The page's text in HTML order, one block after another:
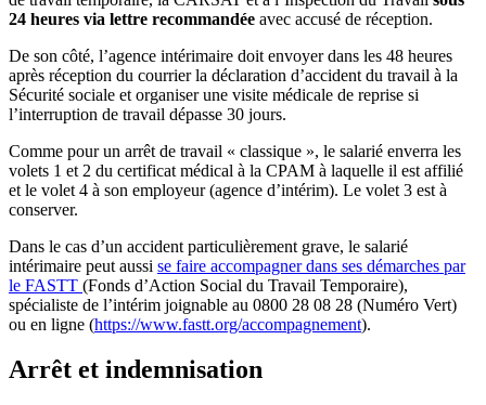
24 heures via lettre recommandée avec accusé de réception.
De son côté, l’agence intérimaire doit envoyer dans les 48 heures
après réception du courrier la déclaration d’accident du travail à la
Sécurité sociale et organiser une visite médicale de reprise si
l’interruption de travail dépasse 30 jours.
Comme pour un arrêt de travail « classique », le salarié enverra les
volets 1 et 2 du certificat médical à la CPAM à laquelle il est affilié
et le volet 4 à son employeur (agence d’intérim). Le volet 3 est à
conserver.
Dans le cas d’un accident particulièrement grave, le salarié
intérimaire peut aussi se faire accompagner dans ses démarches par
le FASTT (Fonds d’Action Social du Travail Temporaire),
spécialiste de l’intérim joignable au 0800 28 08 28 (Numéro Vert)
ou en ligne (https://www.fastt.org/accompagnement).
Arrêt et indemnisation